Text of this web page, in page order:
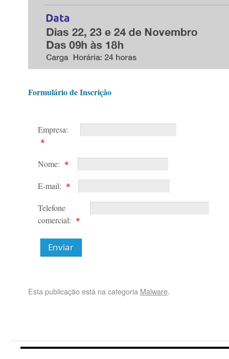
Formulário de Inscrição
Empresa:
*
Nome: *
E-mail: *
Telefone
comercial: *
Enviar
Esta publicação está na categoria Malware.